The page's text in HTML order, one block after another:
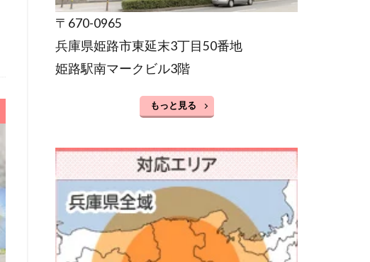
〒670-0965
兵庫県姫路市東延末3丁目50番地
姫路駅南マークビル3階
もっと見る